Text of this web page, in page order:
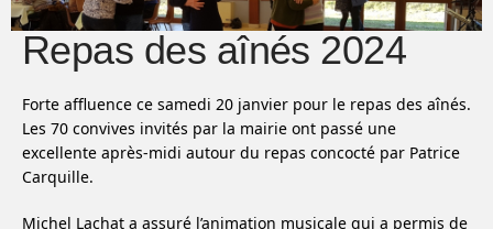
Repas des aînés 2024
Forte affluence ce samedi 20 janvier pour le repas des aînés.
Les 70 convives invités par la mairie ont passé une
excellente après-midi autour du repas concocté par Patrice
Carquille.
Michel Lachat a assuré l’animation musicale qui a permis de